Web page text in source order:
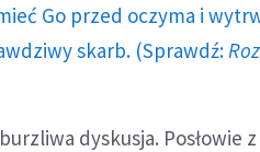
Go przed oczyma i
skarb. (Sprawdź:
dyskusja. Posłowie